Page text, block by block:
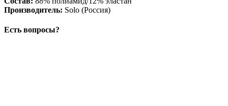
Производитель: Solo (Россия)
Есть вопросы?